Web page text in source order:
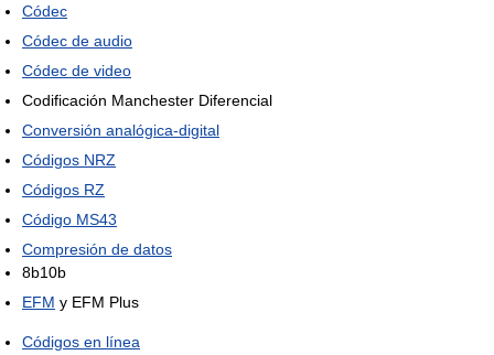
Códec
Códec de audio
Códec de video
Codificación Manchester Diferencial
Conversión analógica-digital
Códigos NRZ
Códigos RZ
Código MS43
Compresión de datos
8b10b
EFM y EFM Plus
Códigos en línea